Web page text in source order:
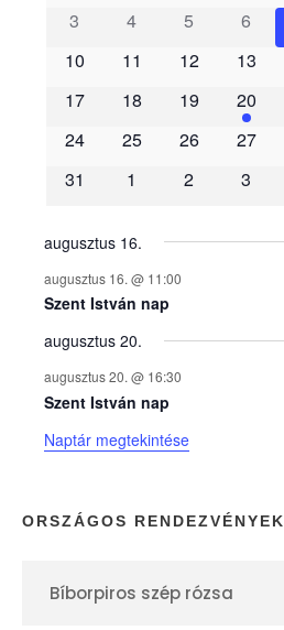
m
é
n
y
e
k
n
a
p
3
4 5 6
10
11 12 13
17
18 19 20
24
25 26 27
31
1 2 3
augusztus 16.
augusztus 16. @ 11:00
Szent István nap
augusztus 20.
augusztus 20. @ 16:30
Szent István nap
Naptár megtekintése
ORSZÁGOS RENDEZVÉNYEK
Bíborpiros szép rózsa